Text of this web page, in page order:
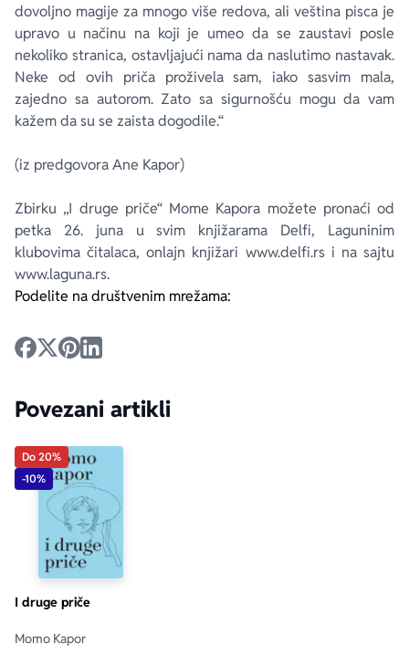
dovoljno magije za mnogo više redova, ali veština pisca je
upravo u načinu na koji je umeo da se zaustavi posle
nekoliko stranica, ostavljajući nama da naslutimo nastavak.
Neke od ovih priča proživela sam, iako sasvim mala,
zajedno sa autorom. Zato sa sigurnošću mogu da vam
kažem da su se zaista dogodile.“
(iz predgovora Ane Kapor)
Zbirku „I druge priče“ Mome Kapora možete pronaći od
petka 26. juna u svim knjižarama Delfi, Laguninim
klubovima čitalaca, onlajn knjižari www.delfi.rs i na sajtu
www.laguna.rs.
Podelite na društvenim mrežama:
Povezani artikli
Do 20%
-10%
I druge priče
Momo Kapor